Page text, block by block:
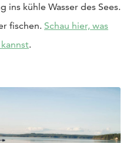
ins kühle Wasser des Sees.
fischen. Schau hier, was
.